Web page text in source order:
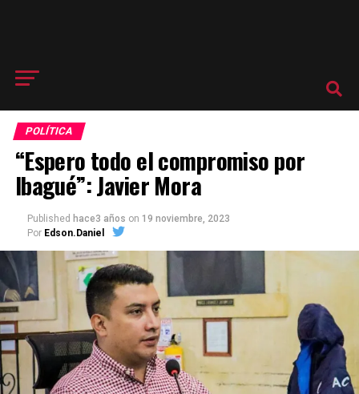
POLÍTICA
“Espero todo el compromiso por
Ibagué”: Javier Mora
Published hace3 años on 19 noviembre, 2023
Por Edson.Daniel